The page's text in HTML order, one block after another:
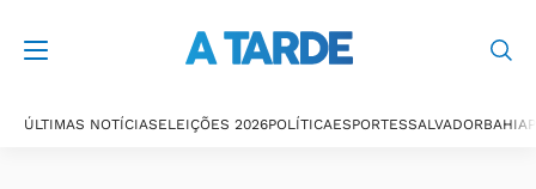
ÚLTIMAS NOTÍCIASELEIÇÕES 2026POLÍTICAESPORTESSALVADORBAHIA